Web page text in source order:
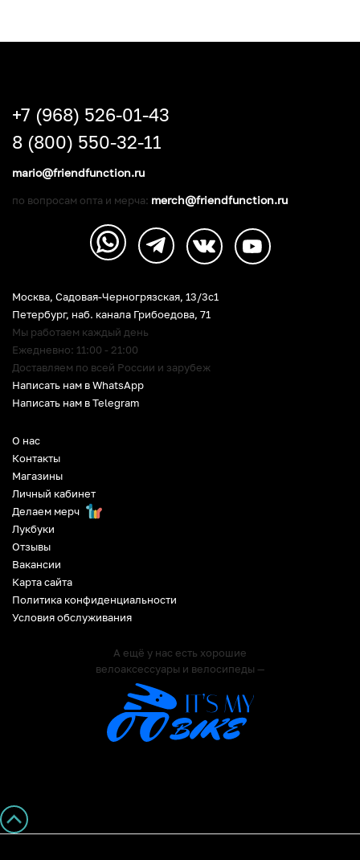
О нас
Контакты
Магазины
Личный кабинет
Делаем мерч
Лукбуки
Отзывы
Вакансии
Карта сайта
Политика конфиденциальности
Условия обслуживания
А ещё у нас есть хорошие
велоаксессуары и велосипеды —
Москва, Садовая-Черногрязская, 13/3c1
Петербург, наб. канала Грибоедова, 71
Мы работаем каждый день
Ежедневно: 11:00 - 21:00
Доставляем по всей России и зарубеж
Написать нам в WhatsApp
Написать нам в Telegram
+7 (968) 526-01-43
8 (800) 550-32-11
mario@friendfunction.ru
по вопросам опта и мерча: merch@friendfunction.ru